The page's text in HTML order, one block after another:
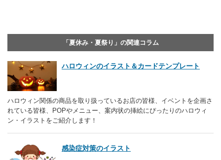
「夏休み・夏祭り」の関連コラム
ハロウィンのイラスト＆カードテンプレート
ハロウィン関係の商品を取り扱っているお店の皆様、イベントを企画さ
れている皆様、POPやメニュー、案内状の挿絵にぴったりのハロウィ
ン・イラストをご紹介します！
感染症対策のイラスト